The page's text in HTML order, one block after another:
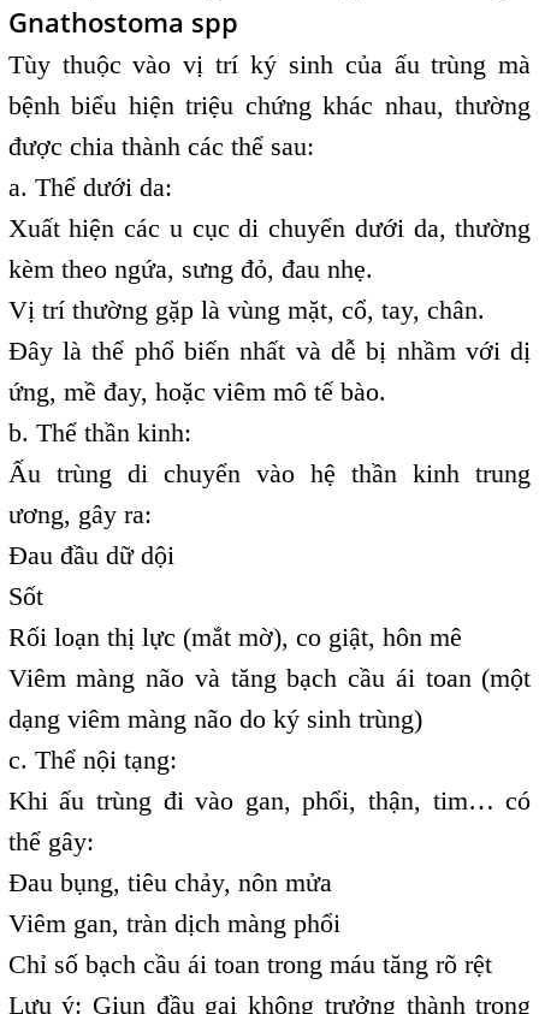
Gnathostoma spp
Tùy thuộc vào vị trí ký sinh của ấu trùng mà
bệnh biểu hiện triệu chứng khác nhau, thường
được chia thành các thể sau:
a. Thể dưới da:
Xuất hiện các u cục di chuyển dưới da, thường
kèm theo ngứa, sưng đỏ, đau nhẹ.
Vị trí thường gặp là vùng mặt, cổ, tay, chân.
Đây là thể phổ biến nhất và dễ bị nhầm với dị
ứng, mề đay, hoặc viêm mô tế bào.
b. Thể thần kinh:
Ấu trùng di chuyển vào hệ thần kinh trung
ương, gây ra:
Đau đầu dữ dội
Sốt
Rối loạn thị lực (mắt mờ), co giật, hôn mê
Viêm màng não và tăng bạch cầu ái toan (một
dạng viêm màng não do ký sinh trùng)
c. Thể nội tạng:
Khi ấu trùng đi vào gan, phổi, thận, tim… có
thể gây:
Đau bụng, tiêu chảy, nôn mửa
Viêm gan, tràn dịch màng phổi
Chỉ số bạch cầu ái toan trong máu tăng rõ rệt
Lưu ý: Giun đầu gai không trưởng thành trong